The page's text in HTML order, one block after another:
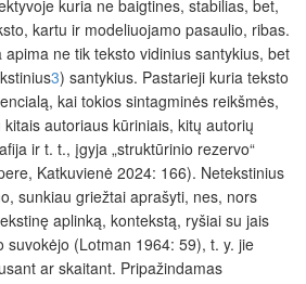
kuria ne baigtines, stabilias, bet,
kartu ir modeliuojamo pasaulio, ribas.
ne tik teksto vidinius santykius, bet
3) santykius. Pastarieji kuria teksto
kai tokios sintagminės reikšmės,
autoriaus kūriniais, kitų autorių
ir t. t., įgyja „struktūrinio rezervo“
Katkuvienė 2024: 166). Netekstinius
sunkiau griežtai aprašyti, nes, nors
aplinką, kontekstą, ryšiai su jais
suvokėjo (Lotman 1964: 59), t. y. jie
ar skaitant. Pripažindamas